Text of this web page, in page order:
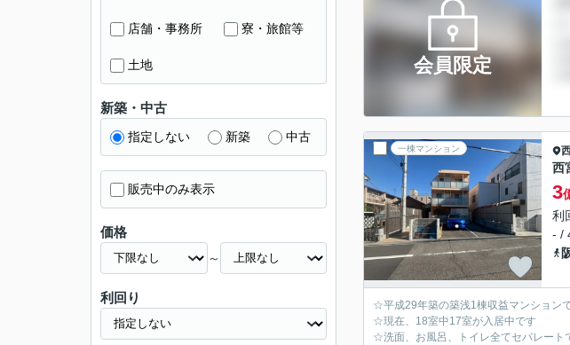
会員限定
一棟マンション
西
3
利
- /
☆平成29年築の築浅1棟収益マンション
☆現在、18室中17室が入居中です
☆洗面、お風呂、トイレ全てセパレート
店舗・事務所 寮・旅館等
土地
新築・中古
指定しない 新築 中古
販売中のみ表示
価格
～
利回り